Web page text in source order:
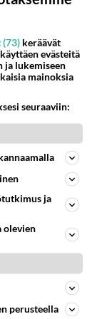
72
715
639
38
keräävät
evästeitä
ja lukemiseen
mainoksia
seuraaviin:
ja
olevien
perusteella